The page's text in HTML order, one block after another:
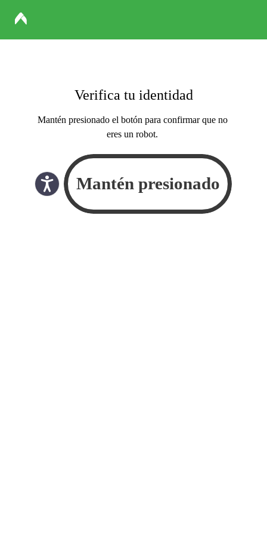
Verifica tu identidad
Mantén presionado el botón para confirmar que no
eres un robot.